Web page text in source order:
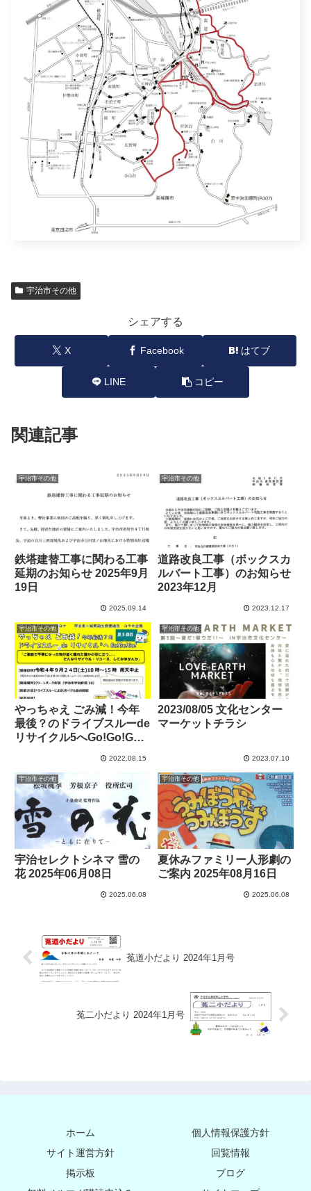
宇治市その他
シェアする
X Facebook はてブ
LINE コピー
関連記事
宇治市その他
鉄塔建替工事に関わる工事
延期のお知らせ 2025年9月
19日
2025.09.14
宇治市その他
道路改良工事（ボックスカ
ルバート工事）のお知らせ
2023年12月
2023.12.17
宇治市その他
やっちゃえ ごみ減！今年
最後？のドライブスルーde
リサイクル5へGo!Go!Go!
2022.08.15
宇治市その他
2023/08/05 文化センター
マーケットチラシ
2023.07.10
宇治市その他
宇治セレクトシネマ 雪の
花 2025年06月08日
2025.06.08
宇治市その他
夏休みファミリー人形劇の
ご案内 2025年08月16日
2025.06.08
菟道小だより 2024年1月号
菟二小だより 2024年1月号
ホーム
個人情報保護方針
サイト運営方針
回覧情報
掲示板
ブログ